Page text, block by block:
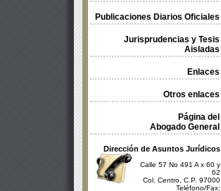
Publicaciones Diarios Oficiales
Jurisprudencias y Tesis
Aisladas
Enlaces
Otros enlaces
Página del
Abogado General
Dirección de Asuntos Jurídicos
Calle 57 No 491 A x 60 y
62
Col. Centro, C.P. 97000
Teléfono/Fax: